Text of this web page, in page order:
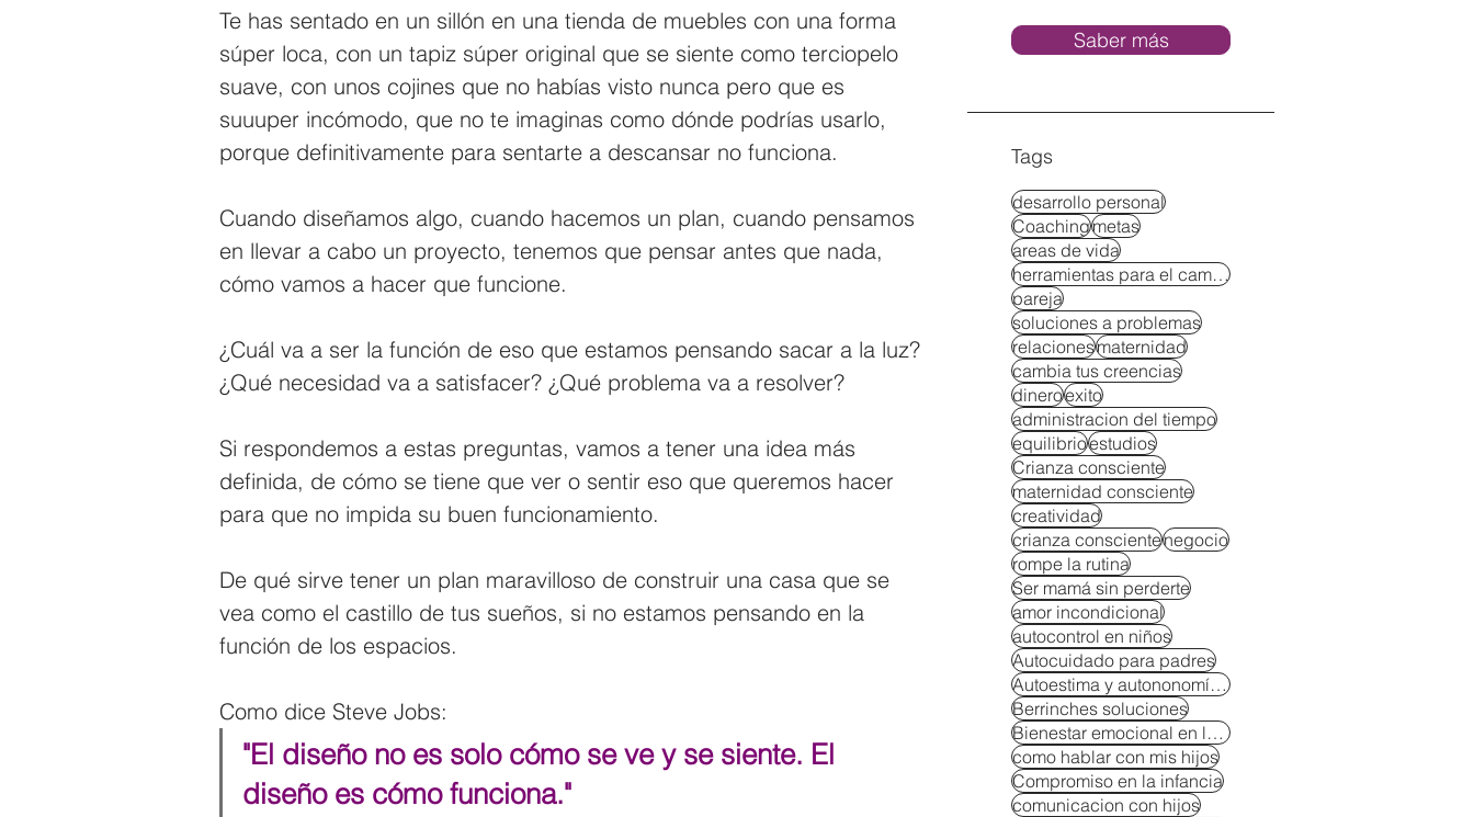
Te has sentado en un sillón en una tienda de muebles con una forma
súper loca, con un tapiz súper original que se siente como terciopelo
suave, con unos cojines que no habías visto nunca pero que es
suuuper incómodo, que no te imaginas como dónde podrías usarlo,
porque definitivamente para sentarte a descansar no funciona.
Cuando diseñamos algo, cuando hacemos un plan, cuando pensamos
en llevar a cabo un proyecto, tenemos que pensar antes que nada,
cómo vamos a hacer que funcione.
¿Cuál va a ser la función de eso que estamos pensando sacar a la luz?
¿Qué necesidad va a satisfacer? ¿Qué problema va a resolver?
Si respondemos a estas preguntas, vamos a tener una idea más
definida, de cómo se tiene que ver o sentir eso que queremos hacer
para que no impida su buen funcionamiento.
De qué sirve tener un plan maravilloso de construir una casa que se
vea como el castillo de tus sueños, si no estamos pensando en la
función de los espacios.
Como dice Steve Jobs:
"El diseño no es solo cómo se ve y se siente. El
diseño es cómo funciona."
Saber más
Tags
desarrollo personal
Coachingmetas
areas de vida
herramientas para el cambio
pareja
soluciones a problemas
relacionesmaternidad
cambia tus creencias
dineroexito
administracion del tiempo
equilibrioestudios
Crianza consciente
maternidad consciente
creatividad
crianza conscientenegocio
rompe la rutina
Ser mamá sin perderte
amor incondicional
autocontrol en niños
Autocuidado para padres
Autoestima y autononomía en niños
Berrinches soluciones
Bienestar emocional en la crianza
como hablar con mis hijos
Compromiso en la infancia
comunicacion con hijos